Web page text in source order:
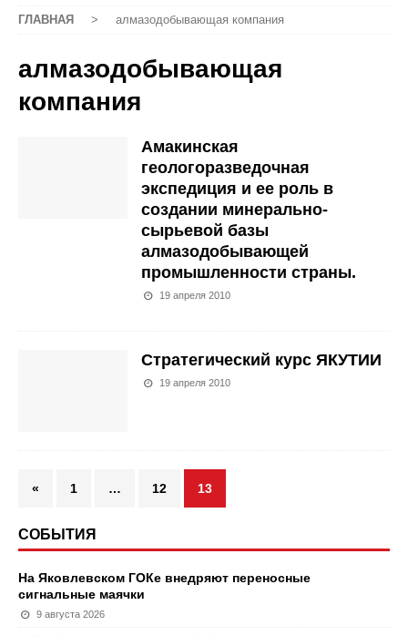
ГЛАВНАЯ > алмазодобывающая компания
алмазодобывающая
компания
Амакинская
геологоразведочная
экспедиция и ее роль в
создании минерально-
сырьевой базы
алмазодобывающей
промышленности страны.
19 апреля 2010
Стратегический курс ЯКУТИИ
19 апреля 2010
« 1 … 12 13
СОБЫТИЯ
На Яковлевском ГОКе внедряют переносные
сигнальные маячки
9 августа 2026